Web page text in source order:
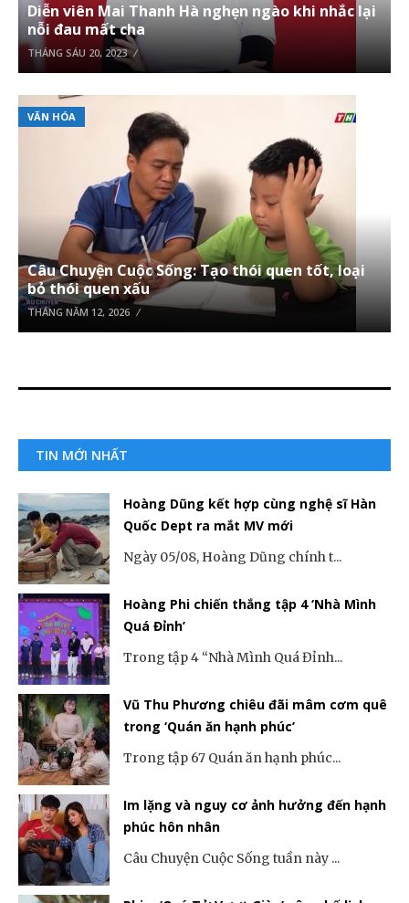
Diễn viên Mai Thanh Hà nghẹn ngào khi nhắc lại
nỗi đau mất cha
THÁNG SÁU 20, 2023
VĂN HÓA
Câu Chuyện Cuộc Sống: Tạo thói quen tốt, loại
bỏ thói quen xấu
THÁNG NĂM 12, 2026
TIN MỚI NHẤT
Hoàng Dũng kết hợp cùng nghệ sĩ Hàn
Quốc Dept ra mắt MV mới
Ngày 05/08, Hoàng Dũng chính t...
Hoàng Phi chiến thắng tập 4 ‘Nhà Mình
Quá Đỉnh’
Trong tập 4 “Nhà Mình Quá Đỉnh...
Vũ Thu Phương chiêu đãi mâm cơm quê
trong ‘Quán ăn hạnh phúc’
Trong tập 67 Quán ăn hạnh phúc...
Im lặng và nguy cơ ảnh hưởng đến hạnh
phúc hôn nhân
Câu Chuyện Cuộc Sống tuần này ...